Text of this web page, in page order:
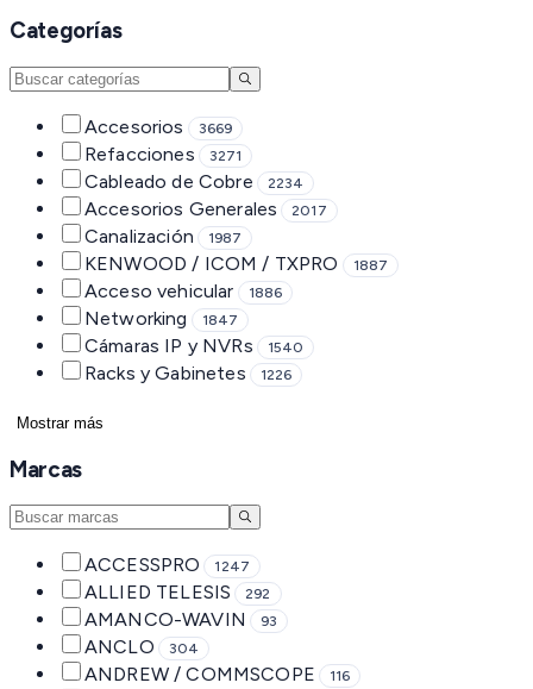
Categorías
Accesorios 3669
Refacciones 3271
Cableado de Cobre 2234
Accesorios Generales 2017
Canalización 1987
KENWOOD / ICOM / TXPRO 1887
Acceso vehicular 1886
Networking 1847
Cámaras IP y NVRs 1540
Racks y Gabinetes 1226
Mostrar más
Marcas
ACCESSPRO 1247
ALLIED TELESIS 292
AMANCO-WAVIN 93
ANCLO 304
ANDREW / COMMSCOPE 116